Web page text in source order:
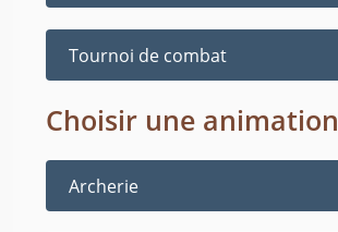
Tournoi de combat
Choisir une animation
Archerie